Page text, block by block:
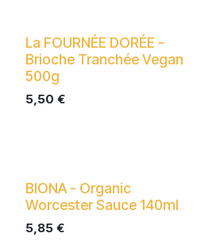
La FOURNÉE DORÉE -
Brioche Tranchée Vegan
500g
5,50 €
BIONA - Organic
Worcester Sauce 140ml
5,85€